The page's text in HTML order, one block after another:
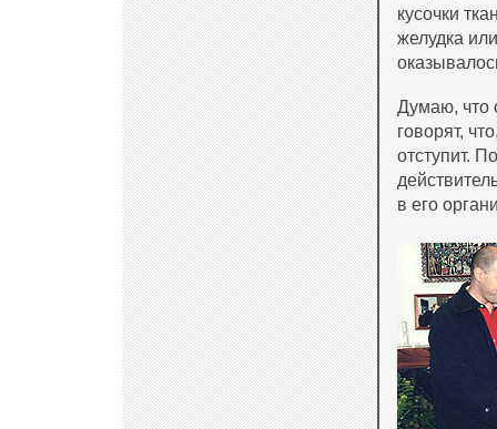
кусочки
желудка
Думаю, что
говорят,
отступит.
в его